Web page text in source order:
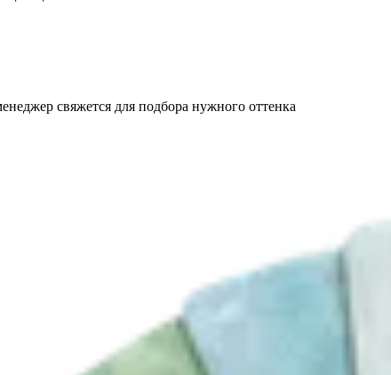
свяжется для подбора нужного оттенка